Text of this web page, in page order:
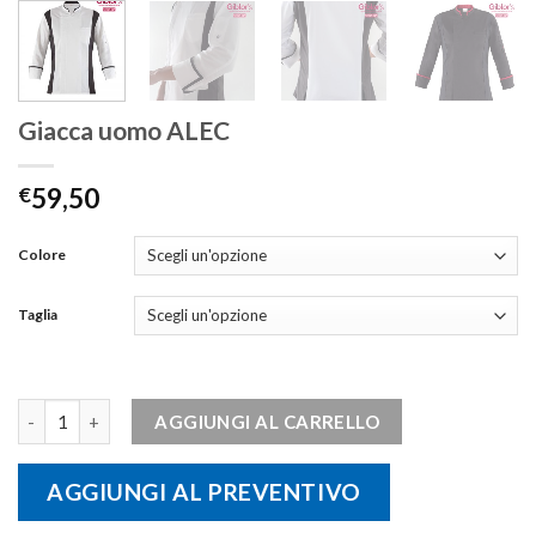
Giacca uomo ALEC
€59,50
Colore
Taglia
AGGIUNGI AL CARRELLO
AGGIUNGI AL PREVENTIVO